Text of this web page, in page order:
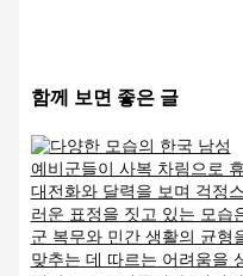
함께 보면 좋은 글